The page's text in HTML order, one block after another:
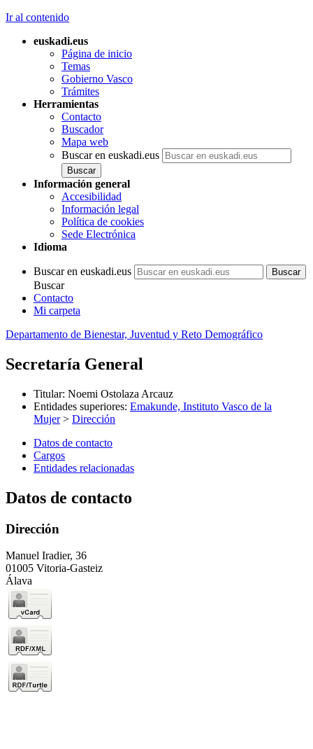
Ir al contenido
euskadi.eus
Página de inicio
Temas
Gobierno Vasco
Trámites
Herramientas
Contacto
Buscador
Mapa web
Buscar en euskadi.eus
Información general
Accesibilidad
Información legal
Política de cookies
Sede Electrónica
Idioma
Buscar en euskadi.eus
Buscar
Contacto
Mi carpeta
Departamento de Bienestar, Juventud y Reto Demográfico
Secretaría General
Titular: Noemi Ostolaza Arcauz
Entidades superiores: Emakunde, Instituto Vasco de la
Mujer> Dirección
Datos de contacto
Cargos
Entidades relacionadas
Datos de contacto
Dirección
Manuel Iradier, 36
01005 Vitoria-Gasteiz
Álava